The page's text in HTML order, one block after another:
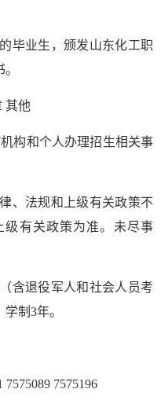
毕业生，颁发山东化工职
其他
构和个人办理招生相关事
、法规和上级有关政策不
有关政策为准。未尽事
含退役军人和社会人员考
制3年。
7575089 7575196